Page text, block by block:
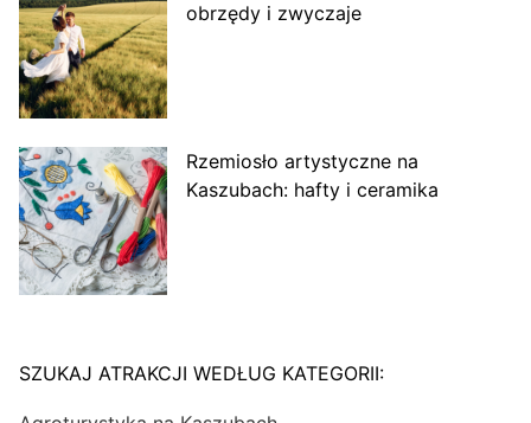
obrzędy i zwyczaje
Rzemiosło artystyczne na
Kaszubach: hafty i ceramika
SZUKAJ ATRAKCJI WEDŁUG KATEGORII: